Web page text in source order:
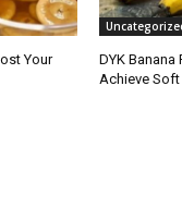
Your
DYK Banana
Achieve Soft